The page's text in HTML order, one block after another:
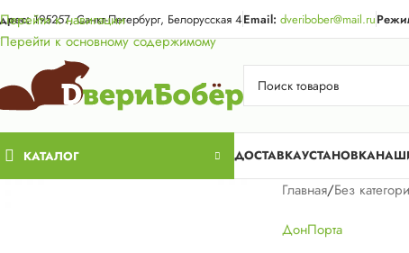
Перейти к навигации
Перейти к основному содержимому
Акция для
195257, Санкт-Петербург, Белорусская 4Email: dveribober@mail.ru
КАТАЛОГ ДОСТАВКАУСТАНОВКА
Главная/Без
ДонПорта